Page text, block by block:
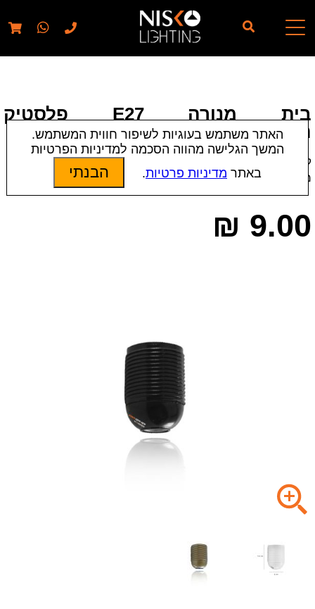
// elementor template for pages - should also ignore woo
pages!!
בית מנורה E27 פלסטיק
הברגה+טבעת
קטגוריות:
מק״ט:
11342 | 1195 | 1244
9.00
₪
האתר משתמש בעוגיות לשיפור חווית המשתמש.
המשך הגלישה מהווה הסכמה למדיניות הפרטיות
באתר מדיניות פרטיות. הבנתי